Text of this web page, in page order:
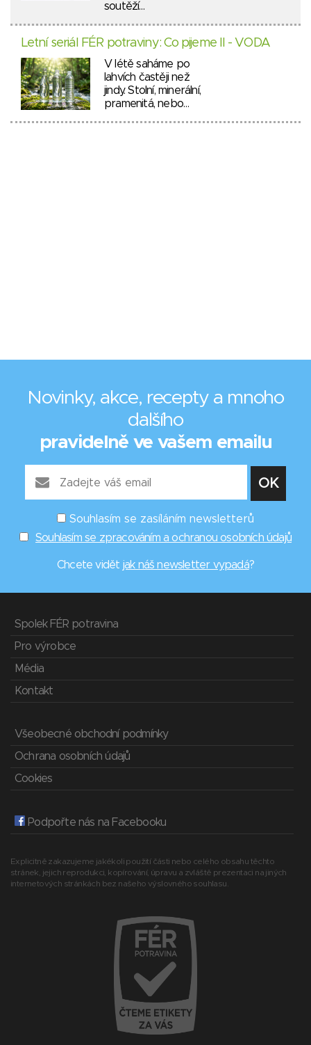
soutěží…
Letní seriál FÉR potraviny: Co pijeme II - VODA
V létě saháme po
lahvích častěji než
jindy. Stolní, minerální,
pramenitá, nebo…
Novinky, akce, recepty a mnoho
dalšího
pravidelně ve vašem emailu
Souhlasím se zasíláním newsletterů
Souhlasím se zpracováním a ochranou osobních údajů
Chcete vidět jak náš newsletter vypadá?
Spolek FÉR potravina
Pro výrobce
Média
Kontakt
Všeobecné obchodní podmínky
Ochrana osobních údajů
Cookies
Podpořte nás na Facebooku
Explicitně zakazujeme jakékoli použití části nebo celého obsahu těchto
stránek, jejich reprodukci, kopírování, úpravu a zvláště prezentaci na jiných
internetových stránkách bez našeho výslovného souhlasu.